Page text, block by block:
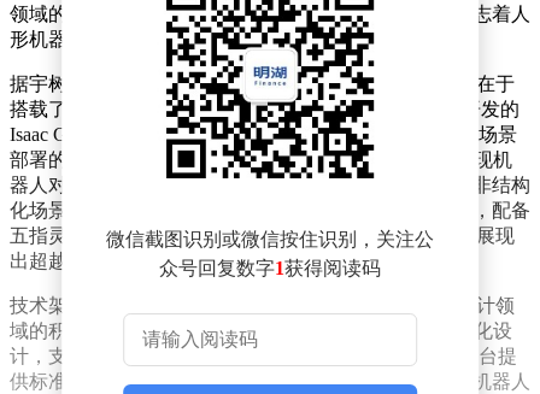
领域的核心技术，计划于今年下半年进入量产阶段，标志着人
形机器人向高算力、强交互方向迈出关键一步。
据宇树科技市场部总监黄嘉玮介绍，H2 Plus的核心突破在于
搭载了英伟达NVIDIA Jetson Thor算力平台，配合全新开发的
Isaac GR00T开发框架，构建起从数据采集、模型训练到场景
部署的完整技术链条。该平台通过生成式AI技术，可实现机
器人对复杂环境的动态理解与实时决策，显著提升其在非结构
化场景中的适应能力。例如，在浙江杭州的实景演示中，配备
五指灵巧手的H2 Plus已能完成拳击对抗等高难度动作，展现
出超越传统机械臂的精准控制力。
技术架构层面，H2 Plus融合了宇树科技在机器人本体设计领
域的积累与英伟达的AI算力优势。其硬件系统采用模块化设
计，支持快速迭代升级；软件层面则通过Isaac GR00T平台提
供标准化开发接口，开发者可基于预训练模型快速构建机器人
微信截图识别或微信按住识别，关注公
众号回复数字1获得阅读码